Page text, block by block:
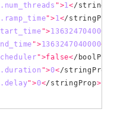
">1 </
">1 </
">1363247040000
">1363247040000<
">false</
">0</stringProp
">0</stringProp>